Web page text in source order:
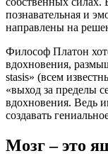
познавательная и
направлены на
Философ Платон
вдохновения,
stasis» (всем
«выход за пределы
вдохновения. Ведь
создавать
Мозг – это